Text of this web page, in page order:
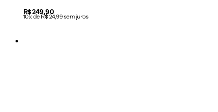
Price:
R$ 249,90
10x de R$ 24,99 sem juros